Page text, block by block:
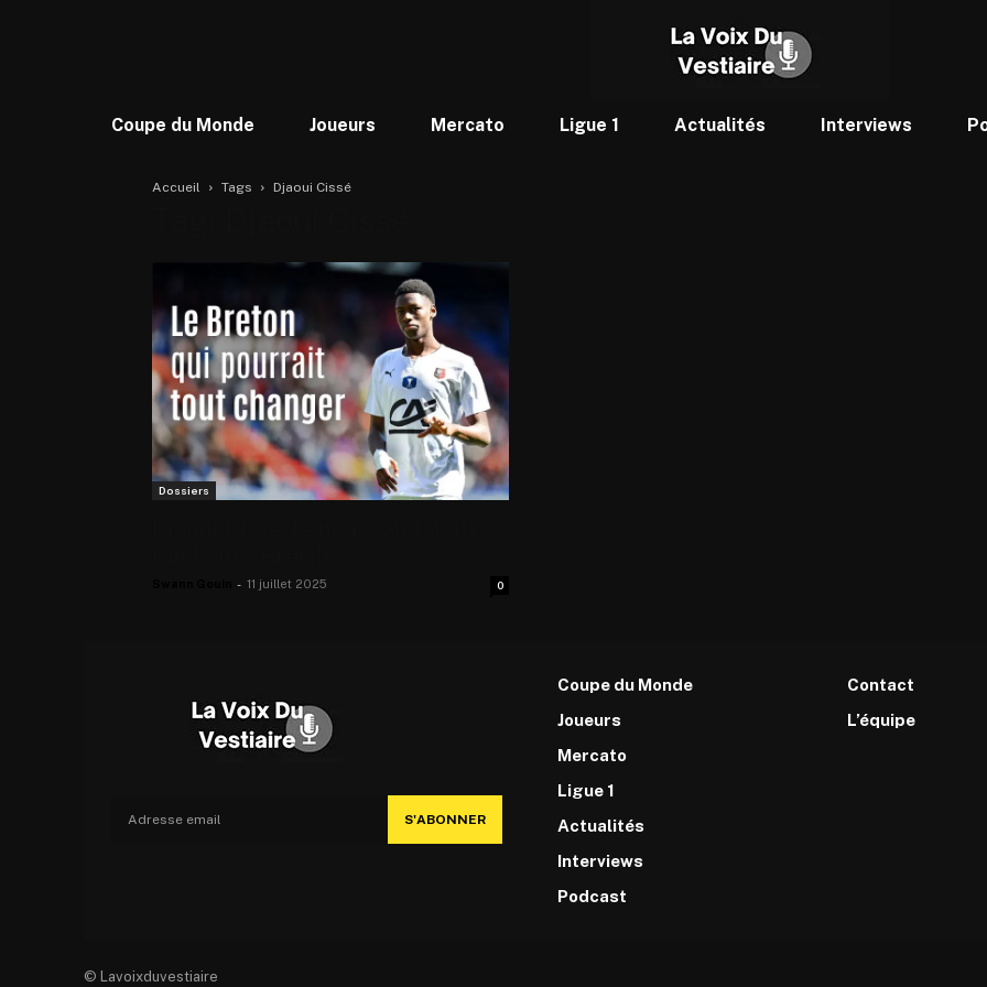
Coupe du Monde Joueurs Mercato Ligue 1 Actualités Interviews
Accueil Tags Djaoui Cissé
Dossiers
- 11 juillet 2025 0
S'ABONNER
Coupe du Monde
Joueurs
Mercato
Ligue 1
Actualités
Interviews
Podcast
Contact
L’équipe
© Lavoixduvestiaire